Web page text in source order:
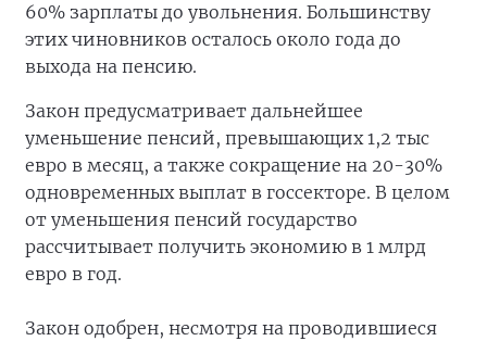
60% зарплаты до увольнения. Большинству
этих чиновников осталось около года до
выхода на пенсию.
Закон предусматривает дальнейшее
уменьшение пенсий, превышающих 1,2 тыс
евро в месяц, а также сокращение на 20-30%
одновременных выплат в госсекторе. В целом
от уменьшения пенсий государство
рассчитывает получить экономию в 1 млрд
евро в год.
Закон одобрен, несмотря на проводившиеся